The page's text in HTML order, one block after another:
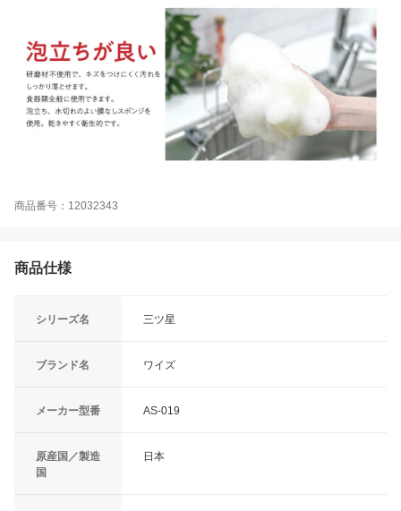
商品番号：12032343
商品仕様
シリーズ名 三ツ星
ブランド名 ワイズ
メーカー型番 AS-019
原産国／製造
国
日本